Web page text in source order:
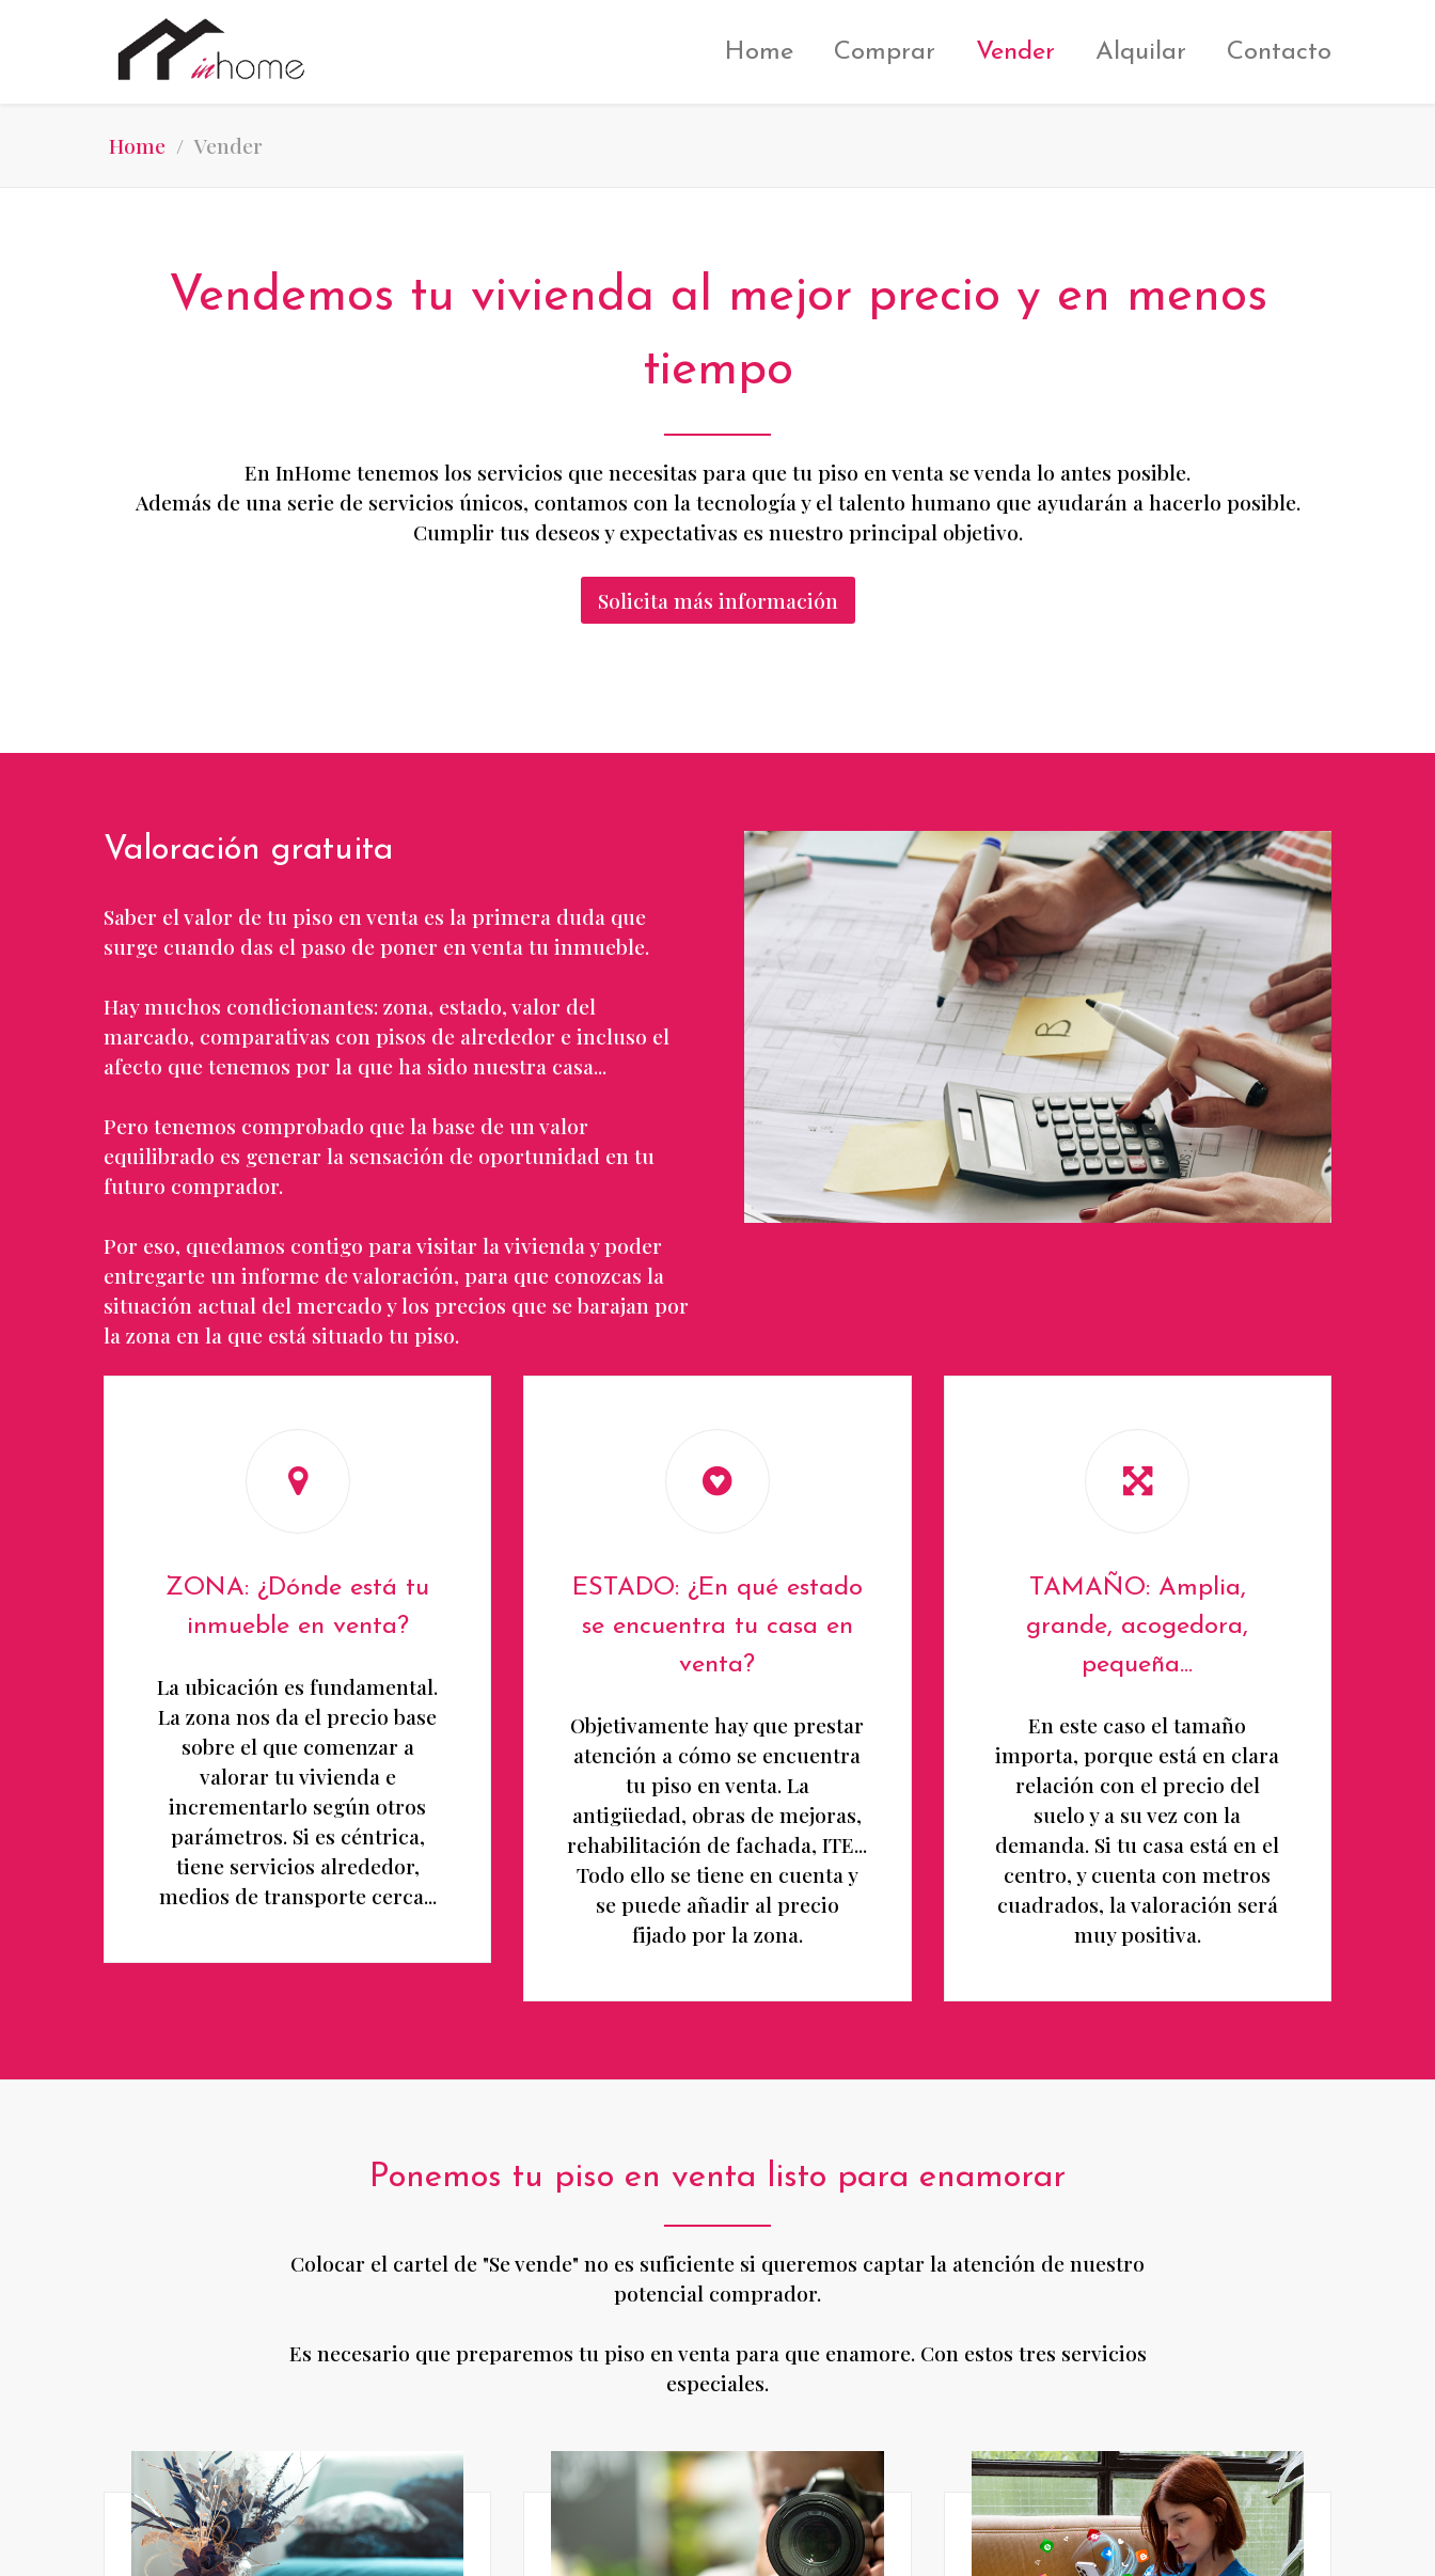
Home Comprar Vender Alquilar Contacto
Home Vender
Vendemos tu vivienda al mejor precio y en menos
tiempo
En InHome tenemos los servicios que necesitas para que tu piso en venta se venda lo antes posible.
Además de una serie de servicios únicos, contamos con la tecnología y el talento humano que ayudarán a hacerlo posible.
Cumplir tus deseos y expectativas es nuestro principal objetivo.
Solicita más información
Valoración gratuita
Saber el valor de tu piso en venta es la primera duda que
surge cuando das el paso de poner en venta tu inmueble.
Hay muchos condicionantes: zona, estado, valor del
marcado, comparativas con pisos de alrededor e incluso el
afecto que tenemos por la que ha sido nuestra casa...
Pero tenemos comprobado que la base de un valor
equilibrado es generar la sensación de oportunidad en tu
futuro comprador.
Por eso, quedamos contigo para visitar la vivienda y poder
entregarte un informe de valoración, para que conozcas la
situación actual del mercado y los precios que se barajan por
la zona en la que está situado tu piso.
ZONA: ¿Dónde está tu
inmueble en venta?
La ubicación es fundamental.
La zona nos da el precio base
sobre el que comenzar a
valorar tu vivienda e
incrementarlo según otros
parámetros. Si es céntrica,
tiene servicios alrededor,
medios de transporte cerca...
ESTADO: ¿En qué estado
se encuentra tu casa en
venta?
Objetivamente hay que prestar
atención a cómo se encuentra
tu piso en venta. La
antigüedad, obras de mejoras,
rehabilitación de fachada, ITE...
Todo ello se tiene en cuenta y
se puede añadir al precio
fijado por la zona.
TAMAÑO: Amplia,
grande, acogedora,
pequeña...
En este caso el tamaño
importa, porque está en clara
relación con el precio del
suelo y a su vez con la
demanda. Si tu casa está en el
centro, y cuenta con metros
cuadrados, la valoración será
muy positiva.
Ponemos tu piso en venta listo para enamorar
Colocar el cartel de "Se vende" no es suficiente si queremos captar la atención de nuestro
potencial comprador.
Es necesario que preparemos tu piso en venta para que enamore. Con estos tres servicios
especiales.